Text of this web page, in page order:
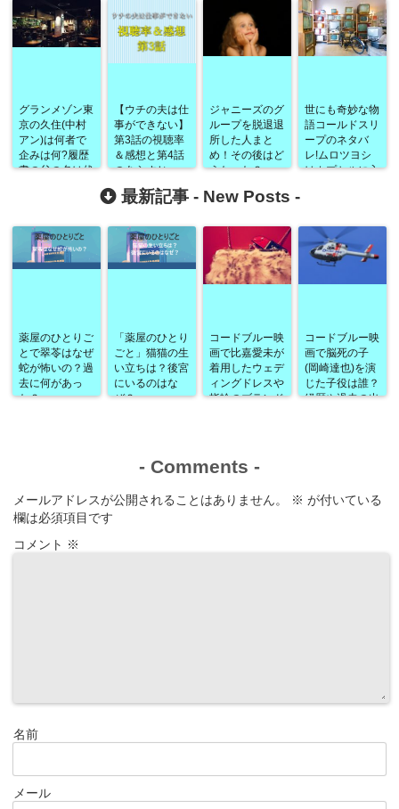
グランメゾン東
京の久住(中村
アン)は何者で
企みは何?履歴
書の父の名は伏
【ウチの夫は仕
事ができない】
第3話の視聴率
＆感想と第4話
のあらすじ
ジャニーズのグ
ループを脱退退
所した人まと
め！その後はど
うなった？
世にも奇妙な物
語コールドスリ
ープのネタバ
レ!ムロツヨシ
はカプセルに入
最新記事 - New Posts -
薬屋のひとりご
とで翠苓はなぜ
蛇が怖いの？過
去に何があっ
た？
「薬屋のひとり
ごと」猫猫の生
い立ちは？後宮
にいるのはな
ぜ？
コードブルー映
画で比嘉愛未が
着用したウェデ
ィングドレスや
指輪のブランド
コードブルー映
画で脳死の子
(岡崎達也)を演
じた子役は誰？
経歴や過去の出
- Comments -
メールアドレスが公開されることはありません。 ※ が付いている
欄は必須項目です
コメント ※
名前
メール